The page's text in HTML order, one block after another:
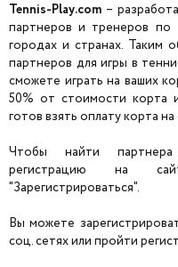
Tennis-Play.com –
партнеров и тренеров по
городах и странах. Таким
партнеров для игры в
сможете играть на ваших
50% от стоимости корта
готов взять оплату корта на
Чтобы найти
регистрацию на
"Зарегистрироваться".
Вы можете
соц. сетях или пройти